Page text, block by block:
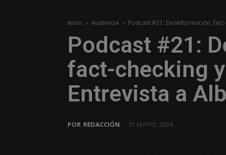
Inicio Audiencia Podcast #21: Desinformación,
Podcast #21:
fact-checking
Entrevista a
POR REDACCIÓN 31 MAYO, 2024